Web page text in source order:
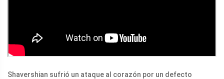
Shavershian sufrió un ataque al corazón por un defecto